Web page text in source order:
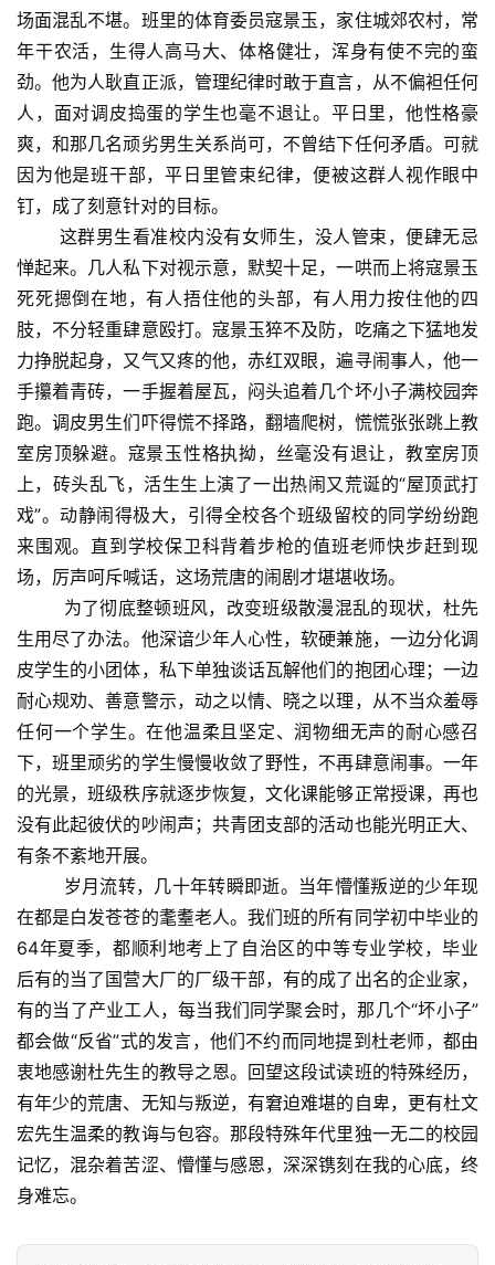
场面混乱不堪。班里的体育委员寇景玉，家住城郊农村，常
年干农活，生得人高马大、体格健壮，浑身有使不完的蛮
劲。他为人耿直正派，管理纪律时敢于直言，从不偏袒任何
人，面对调皮捣蛋的学生也毫不退让。平日里，他性格豪
爽，和那几名顽劣男生关系尚可，不曾结下任何矛盾。可就
因为他是班干部，平日里管束纪律，便被这群人视作眼中
钉，成了刻意针对的目标。
这群男生看准校内没有女师生，没人管束，便肆无忌
惮起来。几人私下对视示意，默契十足，一哄而上将寇景玉
死死摁倒在地，有人捂住他的头部，有人用力按住他的四
肢，不分轻重肆意殴打。寇景玉猝不及防，吃痛之下猛地发
力挣脱起身，又气又疼的他，赤红双眼，遍寻闹事人，他一
手攥着青砖，一手握着屋瓦，闷头追着几个坏小子满校园奔
跑。调皮男生们吓得慌不择路，翻墙爬树，慌慌张张跳上教
室房顶躲避。寇景玉性格执拗，丝毫没有退让，教室房顶
上，砖头乱飞，活生生上演了一出热闹又荒诞的“屋顶武打
戏”。动静闹得极大，引得全校各个班级留校的同学纷纷跑
来围观。直到学校保卫科背着步枪的值班老师快步赶到现
场，厉声呵斥喊话，这场荒唐的闹剧才堪堪收场。
为了彻底整顿班风，改变班级散漫混乱的现状，杜先
生用尽了办法。他深谙少年人心性，软硬兼施，一边分化调
皮学生的小团体，私下单独谈话瓦解他们的抱团心理；一边
耐心规劝、善意警示，动之以情、晓之以理，从不当众羞辱
任何一个学生。在他温柔且坚定、润物细无声的耐心感召
下，班里顽劣的学生慢慢收敛了野性，不再肆意闹事。一年
的光景，班级秩序就逐步恢复，文化课能够正常授课，再也
没有此起彼伏的吵闹声；共青团支部的活动也能光明正大、
有条不紊地开展。
岁月流转，几十年转瞬即逝。当年懵懂叛逆的少年现
在都是白发苍苍的耄耋老人。我们班的所有同学初中毕业的
64年夏季，都顺利地考上了自治区的中等专业学校，毕业
后有的当了国营大厂的厂级干部，有的成了出名的企业家，
有的当了产业工人，每当我们同学聚会时，那几个“坏小子”
都会做“反省”式的发言，他们不约而同地提到杜老师，都由
衷地感谢杜先生的教导之恩。回望这段试读班的特殊经历，
有年少的荒唐、无知与叛逆，有窘迫难堪的自卑，更有杜文
宏先生温柔的教诲与包容。那段特殊年代里独一无二的校园
记忆，混杂着苦涩、懵懂与感恩，深深镌刻在我的心底，终
身难忘。